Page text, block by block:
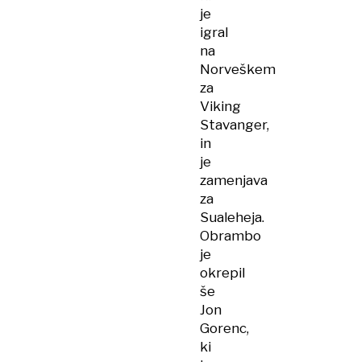
je
igral
na
Norveškem
za
Viking
Stavanger,
in
je
zamenjava
za
Sualeheja.
Obrambo
je
okrepil
še
Jon
Gorenc,
ki